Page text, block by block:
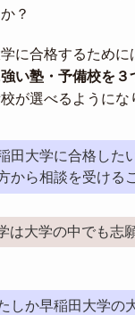
？
に合格するため
い塾・予備校を３
が選べるようにな
田大学に合格した
から相談を受ける
は大学の中でも志
しか早稲田大学の